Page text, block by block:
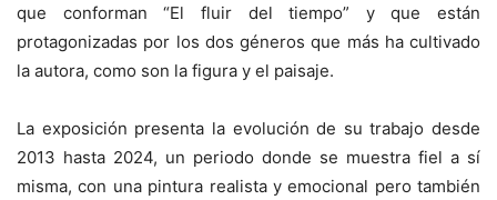
que conforman “El fluir del tiempo” y que están
protagonizadas por los dos géneros que más ha cultivado
la autora, como son la figura y el paisaje.
La exposición presenta la evolución de su trabajo desde
2013 hasta 2024, un periodo donde se muestra fiel a sí
misma, con una pintura realista y emocional pero también